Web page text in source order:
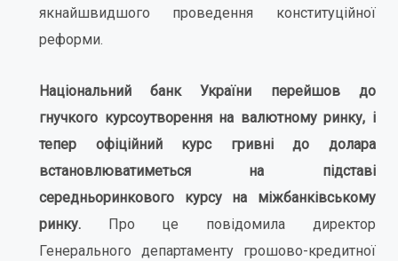
якнайшвидшого проведення конституційної
реформи.
Національний банк України перейшов до
гнучкого курсоутворення на валютному ринку, і
тепер офіційний курс гривні до долара
встановлюватиметься на підставі
середньоринкового курсу на міжбанківському
ринку. Про це повідомила директор
Генерального департаменту грошово-кредитної